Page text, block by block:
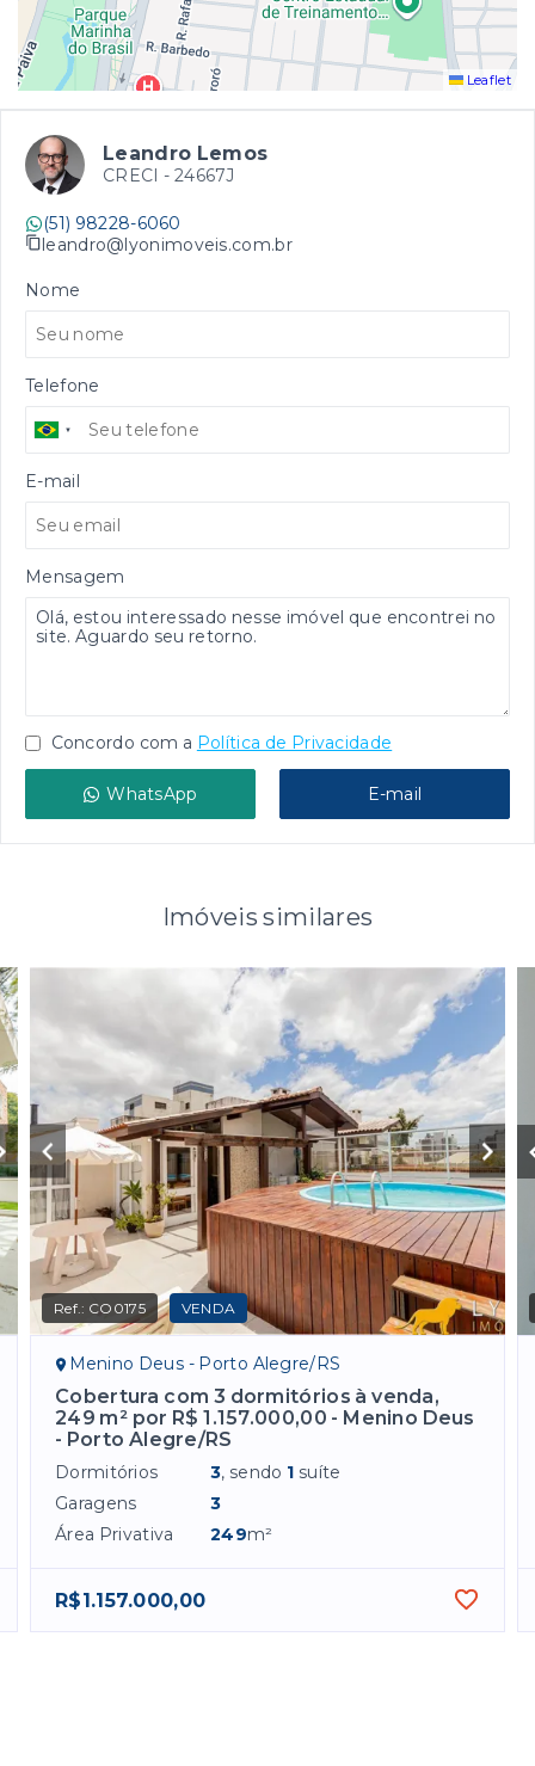
Leaflet
Leandro Lemos
CRECI - 24667J
(51) 98228-6060
leandro@lyonimoveis.com.br
Nome
Telefone
E-mail
Mensagem
Concordo com a Política de Privacidade
WhatsApp E-mail
Imóveis similares
Ref.: CO0175 VENDA
Menino Deus - Porto Alegre/RS
Cobertura com 3 dormitórios à venda,
249 m² por R$ 1.157.000,00 - Menino Deus
- Porto Alegre/RS
Dormitórios 3, sendo 1 suíte
Garagens
3
Área Privativa
249m²
R$1.157.000,00